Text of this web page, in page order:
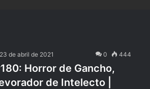
23 de abril de 2021 0 444
Horror de Gancho,
de Intelecto |